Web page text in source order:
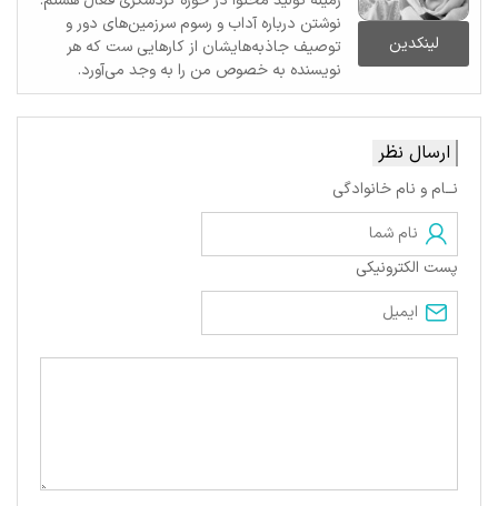
لینکدین
نوشتن درباره آداب و رسوم سرزمین‌های دور و
توصیف جاذبه‌هایشان از کارهایی ست که هر
نویسنده به خصوص من را به وجد می‌آورد.
ارسال نظر
نــام و نام خانوادگی
پست الکترونیکی